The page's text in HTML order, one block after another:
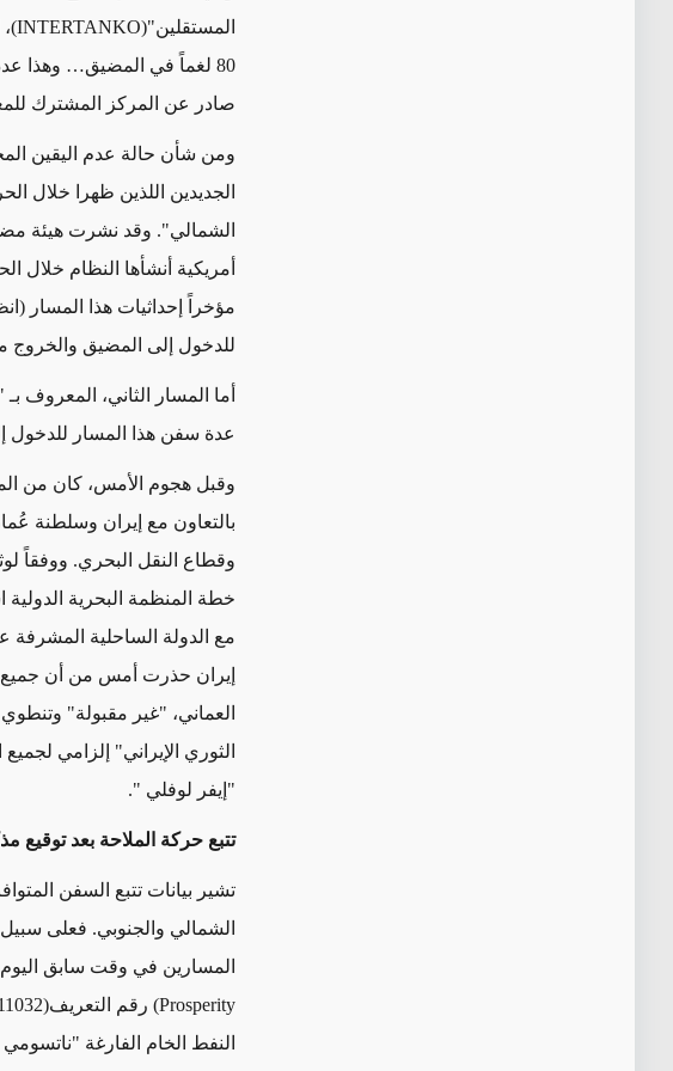
المستقلين"(INTERTANKO)
80 لغماً في المضيق… وهذا عدد هائل، وسيستغرق إزالته بعض الوقت
صادر عن المركز المشترك
ومن شأن حالة عدم اليقين
الجديدين اللذين ظهرا خلال
الشمالي". وقد نشرت هيئة
أمريكية أنشأها النظام
مؤخراً إحداثيات هذا المسار
للدخول إلى المضيق والخروج
أما المسار الثاني، المعروف بـ
عدة سفن هذا المسار للدخول
وقبل هجوم الأمس، كان من
بالتعاون مع إيران وسلطنة
وقطاع النقل البحري. ووفقاً
خطة المنظمة البحرية الدولية
مع الدولة الساحلية المشرفة
إيران حذرت أمس من أن جميع
العماني، "غير مقبولة"
الثوري الإيراني" إلزامي
"إيفر لوفلي ".
تتبع حركة الملاحة بعد توقيع
تشير بيانات تتبع السفن
الشمالي والجنوبي. فعلى سبيل
المسارين في وقت سابق اليوم:
Prosperity) رقم التعريف(IMO 9411032)
النفط الخام الفارغة "ناتسومي